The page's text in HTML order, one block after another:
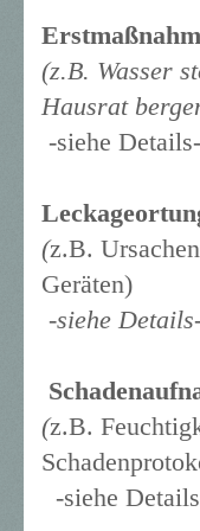
(z.B. Wasser
Hausrat
-siehe Details-
(z.B.
Geräten)
-siehe
(z.B.
-siehe